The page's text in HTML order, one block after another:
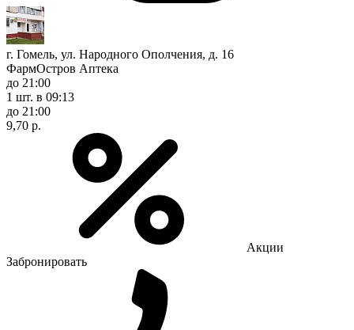
г. Гомель, ул. Народного Ополчения, д. 16
ФармОстров Аптека
до 21:00
1 шт. в 09:13
до 21:00
9,70 р.
Акции
Забронировать